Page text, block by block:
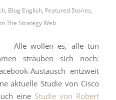
, Blog English, Featured Stories,
The Strategy Web
Alle wollen es, alle tun
sträuben sich noch:
Austausch entzweit
aktuelle Studie von Cisco
eine Studie von Robert